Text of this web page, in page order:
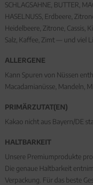
SCHLAGSAHNE, BUTTER,
HASELNUSS, Erdbeere,
Heidelbeere, Zitrone, Cassis,
Salz, Kaffee, Zimt — und viel
ALLERGENE
Kann Spuren von Nüssen
Macadamianüsse, Mandeln,
PRIMÄRZUTAT(EN)
Kakao nicht aus Bayern/DE
HALTBARKEIT
Unsere Premiumprodukte
Die genaue Haltbarkeit
Verpackung. Für das beste